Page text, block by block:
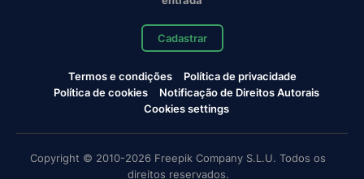
Cadastrar
Termos e condições
Política de privacidade
Política de cookies
Notificação de Direitos Autorais
Cookies settings
Copyright © 2010-2026 Freepik Company S.L.U. Todos os
direitos reservados.